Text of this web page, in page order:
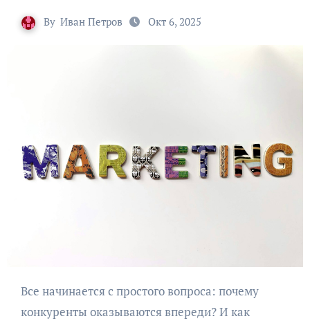
By Иван Петров Окт 6, 2025
Все начинается с простого вопроса: почему
конкуренты оказываются впереди? И как